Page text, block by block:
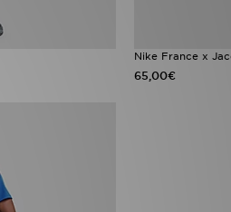
Nike France x
65,00€